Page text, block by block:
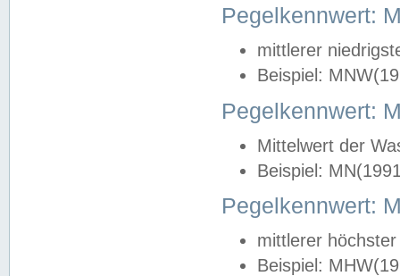
Pegelkennwert:
mittlerer
Beispiel:
Pegelkennwert:
Mittelwert der
Beispiel:
Pegelkennwert:
mittlerer
Beispiel: